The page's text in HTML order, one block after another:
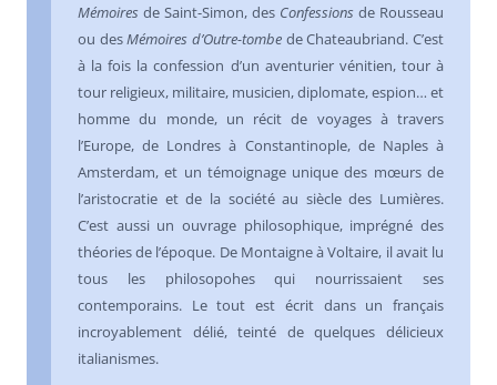
Mémoires de Saint-Simon, des Confessions de Rousseau
ou desMémoires d’Outre-tombe de Chateaubriand. C’est
à la fois la confession d’un aventurier vénitien, tour à
tour religieux, militaire, musicien, diplomate, espion… et
homme du monde, un récit de voyages à travers
l’Europe, de Londres à Constantinople, de Naples à
Amsterdam, et un témoignage unique des mœurs de
l’aristocratie et de la société au siècle des Lumières.
C’est aussi un ouvrage philosophique, imprégné des
théories de l’époque. De Montaigne à Voltaire, il avait lu
tous les philosopohes qui nourrissaient ses
contemporains. Le tout est écrit dans un français
incroyablement délié, teinté de quelques délicieux
italianismes.